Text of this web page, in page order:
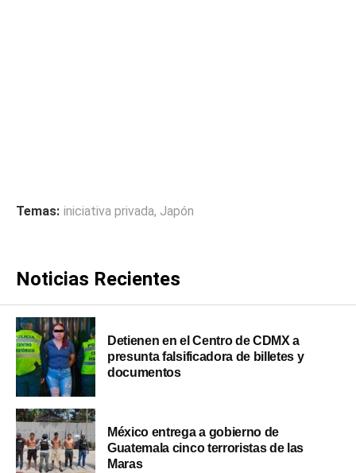
Temas: iniciativa privada, Japón
Noticias Recientes
Detienen en el Centro de CDMX a
presunta falsificadora de billetes y
documentos
México entrega a gobierno de
Guatemala cinco terroristas de las
Maras